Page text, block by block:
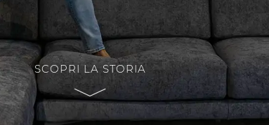
SCOPRI LA STORIA